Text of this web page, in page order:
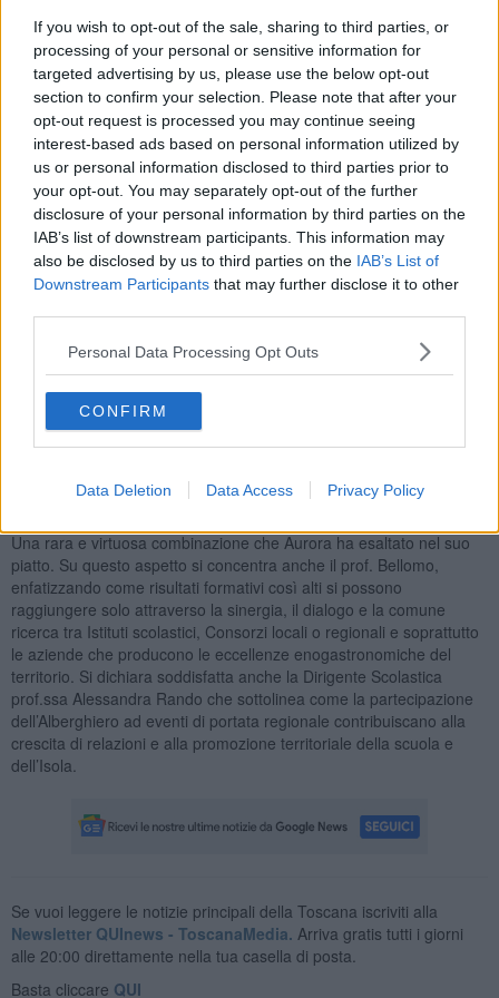
If you wish to opt-out of the sale, sharing to third parties, or
processing of your personal or sensitive information for
targeted advertising by us, please use the below opt-out
section to confirm your selection. Please note that after your
opt-out request is processed you may continue seeing
interest-based ads based on personal information utilized by
us or personal information disclosed to third parties prior to
your opt-out. You may separately opt-out of the further
disclosure of your personal information by third parties on the
IAB’s list of downstream participants. This information may
also be disclosed by us to third parties on the IAB’s List of
Downstream Participants that may further disclose it to other
Personal Data Processing Opt Outs
CONFIRM
Data Deletion Data Access Privacy Policy
Come spiega in una nota l'Isis "Raffaello Foresi", la giovane cuoca
elbana, in gara con lo starter “16-1546”, si è aggiudicata in questa
occasione il primo premio del Consorzio “Olio Toscano IGP
aver brillato nella valorizzazione del prodotto.
Si tratta di un traguardo importante per due motivi, sottolineati dai
complimenti che Aurora ha ricevuto dalla Federazione Italiana
Cuochi, dall’Unione Regionale Cuochi Toscani e dal Responsabile
Marketing del Consorzio dott. Christian Sbardella. Innanzitutto
perché l’Alberghiero Foresi partecipava per la prima volta a questa
competizione regionale, dimostrando come tenacia e preparazione
possono proiettare gli alunni oltre le difficoltà e le timide aspettative
di una scuola isolana, che in quanto tale si percepisce come
periferica.
In secondo luogo perché Aurora Di Maggio ha conquistato il premio
del Consorzio “Olio Toscano IGP” valorizzando l’olio biologico
dell’azienda elbana “La Sabatinaccia” di Gianluigi Rossi,
ottenuto ben due certificazioni dal Consorzio, sia come olio
Una rara e virtuosa combinazione che Aurora ha esaltato nel suo
piatto. Su questo aspetto si concentra anche il prof. Bellomo,
enfatizzando come risultati formativi così alti si possono
raggiungere solo attraverso la sinergia, il dialogo e la comune
ricerca tra Istituti scolastici, Consorzi locali o regionali e soprattutto
le aziende che producono le eccellenze enogastronomiche del
territorio. Si dichiara soddisfatta anche la Dirigente Scolastica
prof.ssa Alessandra Rando che sottolinea come la partecipazione
dell’Alberghiero ad eventi di portata regionale contribuiscano alla
crescita di relazioni e alla promozione territoriale della scuola e
dell’Isola.
Se vuoi leggere le notizie principali della Toscana iscriviti alla
Newsletter QUInews - ToscanaMedia. Arriva gratis tutti i giorni
alle 20:00 direttamente nella tua casella di posta.
Basta cliccare QUI